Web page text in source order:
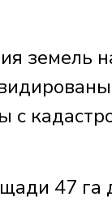
земель
с
47 га